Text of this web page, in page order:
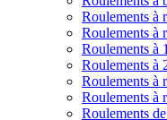
Roulements à
Roulements à
Roulements à
Roulements à
Roulements à
Roulements à
Roulements